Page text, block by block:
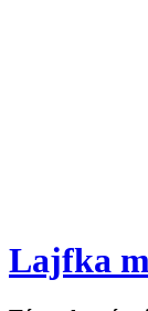
Lajfka